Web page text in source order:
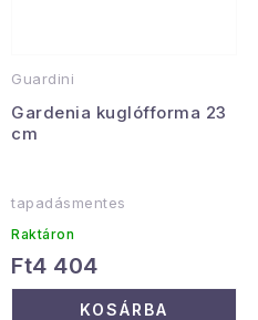
Guardini
Gardenia kuglófforma 23
cm
tapadásmentes
Raktáron
Ft4 404
KOSÁRBA